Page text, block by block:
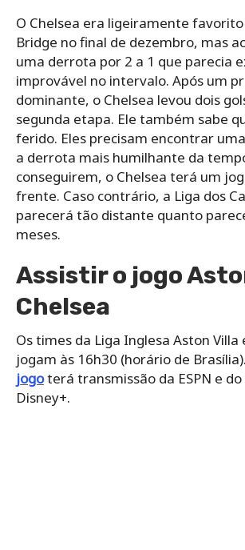
O Chelsea era ligeiramente
Bridge no final de dezembro, mas
uma derrota por 2 a 1 que parecia
improvável no intervalo. Após um
dominante, o Chelsea levou dois
segunda etapa. Ele também sabe
ferido. Eles precisam encontrar
a derrota mais humilhante da
conseguirem, o Chelsea terá um
frente. Caso contrário, a Liga dos
parecerá tão distante quanto
meses.
Assistir o jogo
Chelsea
Os times da Liga Inglesa Aston Villa
jogam às 16h30 (horário de
jogoterá transmissão da ESPN e
Disney+.